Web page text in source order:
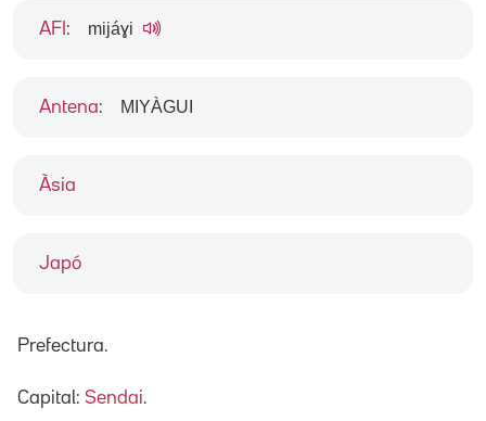
Àsia
Japó
AFI : mijáɣi
Antena: MIYÀGUI
Prefectura.
Capital: Sendai.